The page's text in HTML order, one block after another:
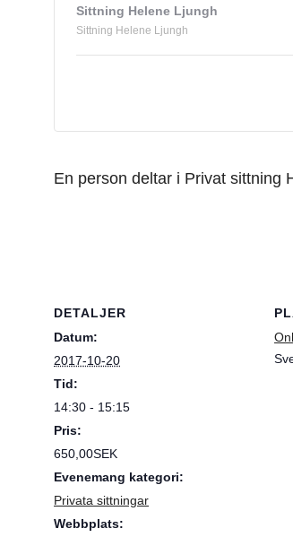
Sittning Helene Ljungh
Sittning Helene Ljungh
En person deltar i Privat sittning
DETALJER
Datum:
2017-10-20
Tid:
14:30 - 15:15
Pris:
650,00SEK
Evenemang kategori:
Privata sittningar
Webbplats: